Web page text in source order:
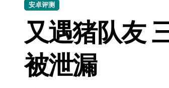
极简美学巅峰！三星S26
安卓评测
又遇猪队友
被泄漏